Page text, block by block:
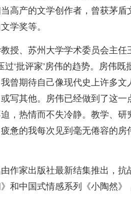
高产的文学创作者，曾获茅盾
学奖等。
授、苏州大学学术委员会主任
过‘批评家’房伟的趋势。房伟
曾期待自己像现代史上许多文
写其他。房伟已经做到了这一
，热情而不失冷静。教学、研
惫的我每次见到毫无倦容的房
作家出版社最新结集推出，抗
和中国式情感系列《小陶然》